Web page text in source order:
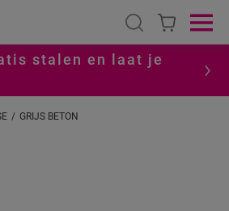
Open search
stalen en laat je
GRIJS BETON